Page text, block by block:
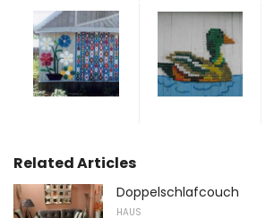
Related Articles
Doppelschlafcouch
HAUS